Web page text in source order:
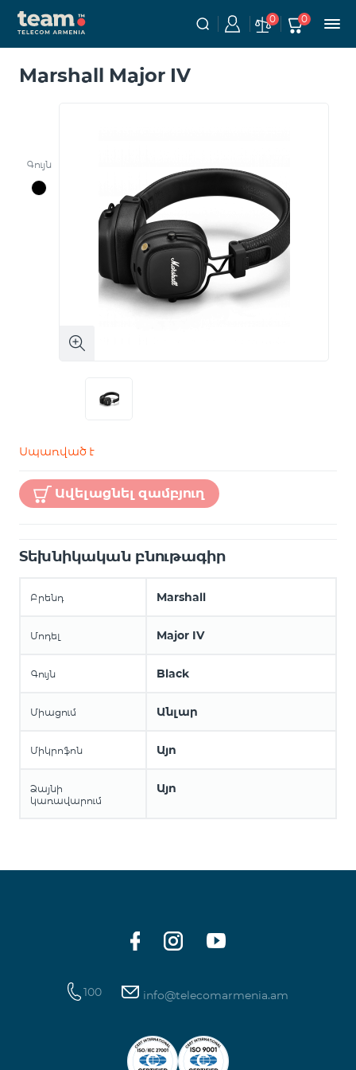
0 0
Marshall Major IV
Գույն
Սպառված է
Ավելացնել զամբյուղ
Տեխնիկական բնութագիր
Բրենդ Marshall
Մոդել Major IV
Գույն Black
Միացում Անլար
Միկրոֆոն Այո
Ձայնի
կառավարում
Այո
100 info@telecomarmenia.am